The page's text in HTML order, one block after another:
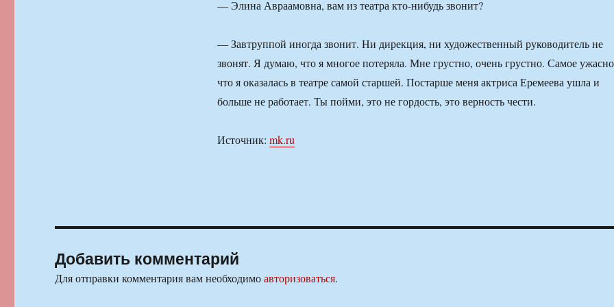
— Элина Авраамовна, вам из театра кто-нибудь звонит?
— Завтруппой иногда звонит. Ни дирекция, ни художественный руководитель не
звонят. Я думаю, что я многое потеряла. Мне грустно, очень грустно. Самое
что я оказалась в театре самой старшей. Постарше меня актриса Еремеева ушла и
больше не работает. Ты пойми, это не гордость, это верность чести.
Источник: mk.ru
Добавить комментарий
Для отправки комментария вам необходимоавторизоваться.